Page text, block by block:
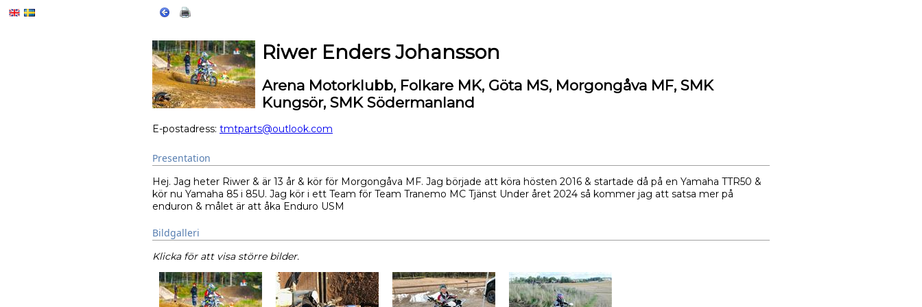
Riwer Enders Johansson
Arena Motorklubb, Folkare MK, Göta MS, Morgongåva MF, SMK
Kungsör, SMK Södermanland
E-postadress: tmtparts@outlook.com
Presentation
Hej. Jag heter Riwer & är 13 år & kör för Morgongåva MF. Jag började att köra hösten 2016 & startade då på en Yamaha TTR50 &
kör nu Yamaha 85 i 85U. Jag kör i ett Team för Team Tranemo MC Tjänst Under året 2024 så kommer jag att satsa mer på
enduron & målet är att åka Enduro USM
Bildgalleri
Klicka för att visa större bilder.